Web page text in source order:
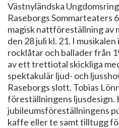
Västnyländska
Raseborgs Sommarteaters
magisk nattföreställning av
den 28 juli kl. 21. I
rocklåtar och ballader från
av ett trettiotal skickliga
spektakulär ljud- och
Raseborgs slott. Tobias
föreställningens ljusdesign.
jubileumsföreställningens
kaffe eller te samt tilltugg